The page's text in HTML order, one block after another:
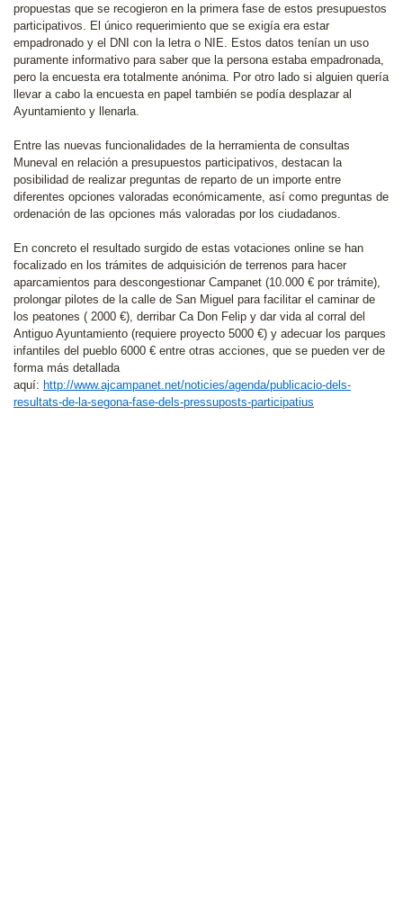
propuestas que se recogieron en la primera fase de estos presupuestos
participativos. El único requerimiento que se exigía era estar
empadronado y el DNI con la letra o NIE. Estos datos tenían un uso
puramente informativo para saber que la persona estaba empadronada,
pero la encuesta era totalmente anónima. Por otro lado si alguien quería
llevar a cabo la encuesta en papel también se podía desplazar al
Ayuntamiento y llenarla.
Entre las nuevas funcionalidades de la herramienta de consultas
Muneval en relación a presupuestos participativos, destacan la
posibilidad de realizar preguntas de reparto de un importe entre
diferentes opciones valoradas económicamente, así como preguntas de
ordenación de las opciones más valoradas por los ciudadanos.
En concreto el resultado surgido de estas votaciones online se han
focalizado en los trámites de adquisición de terrenos para hacer
aparcamientos para descongestionar Campanet (10.000 € por trámite),
prolongar pilotes de la calle de San Miguel para facilitar el caminar de
los peatones ( 2000 €), derribar Ca Don Felip y dar vida al corral del
Antiguo Ayuntamiento (requiere proyecto 5000 €) y adecuar los parques
infantiles del pueblo 6000 € entre otras acciones, que se pueden ver de
forma más detallada
aquí: http://www.ajcampanet.net/noticies/agenda/publicacio-dels-
resultats-de-la-segona-fase-dels-pressuposts-participatius